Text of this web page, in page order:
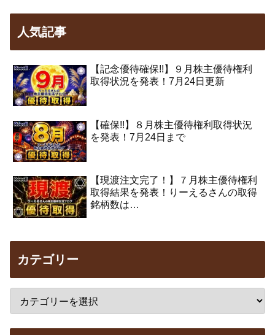
人気記事
【記念優待確保!!】９月株主優待権利
取得状況を発表！7月24日更新
【確保!!】８月株主優待権利取得状況
を発表！7月24日まで
【現渡注文完了！】７月株主優待権利
取得結果を発表！りーえるさんの取得
銘柄数は…
カテゴリー